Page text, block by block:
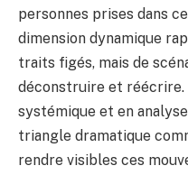
personnes prises dans
dimension dynamique
traits figés, mais de
déconstruire et réécrire.
systémique et en
triangle dramatique
rendre visibles ces